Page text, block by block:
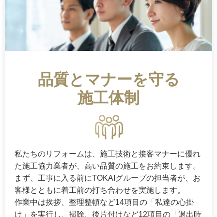
品質とマナーを守る
施工体制
私たちのリフォームは、施工技術と接客マナーに優れ
た施工協力業者が、高い品質の施工をお約束します。
まず、工事に入る前にTOKAIグループの担当者が、お
客様とともに着工前の打ち合わせを実施します。
作業中は挨拶、整理整頓など14項目の「私達の心掛
け」を実行し、掃除、後片付けなど12項目の「退出時